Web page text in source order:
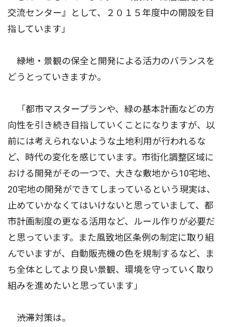
交流センター』として、２０１５年度中の開設を目
指しています」
――緑地・景観の保全と開発による活力のバランスを
どうとっていきますか。
「都市マスタープランや、緑の基本計画などの方
向性を引き続き目指していくことになりますが、以
前には考えられないような土地利用が行われるな
ど、時代の変化を感じています。市街化調整区域に
おける開発がその一つで、大きな敷地から10宅地、
20宅地の開発ができてしまっているという現実は、
止めていかなくてはいけないと思っていまして、都
市計画制度の更なる活用など、ルール作りが必要だ
と思っています。また風致地区条例の制定に取り組
んでいますが、自動販売機の色を規制するなど、ま
ち全体としてより良い景観、環境を守っていく取り
組みを進めたいと思っています」
――渋滞対策は。